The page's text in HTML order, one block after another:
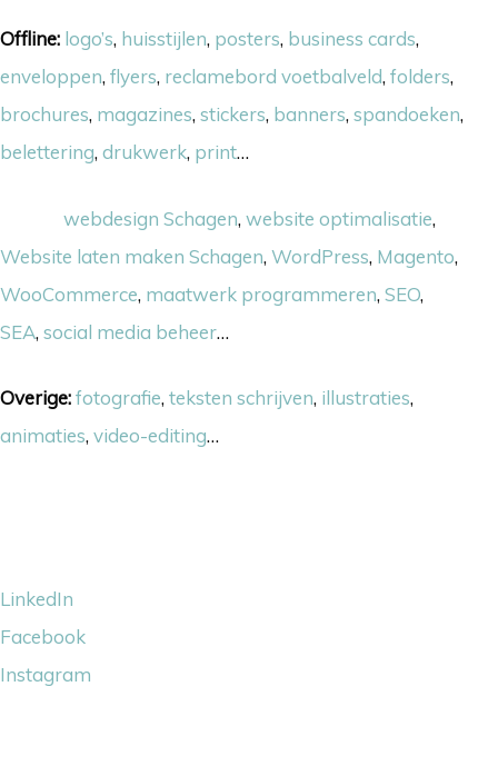
Offline: logo’s, huisstijlen, posters, business cards,
enveloppen, flyers, reclamebord voetbalveld, folders,
brochures, magazines, stickers, banners, spandoeken,
belettering, drukwerk, print…
webdesign Schagen, website optimalisatie,
Website laten maken Schagen, WordPress, Magento,
WooCommerce, maatwerk programmeren, SEO,
SEA, social media beheer…
Overige:fotografie, teksten schrijven, illustraties,
animaties, video-editing…
LinkedIn
Facebook
Instagram